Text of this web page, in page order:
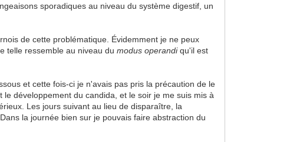
sporadiques au niveau du système digestif, un
de cette problématique. Évidemment je ne peux
telle ressemble au niveau dumodus operandiqu'il est
et cette fois-ci je n'avais pas pris la précaution de le
développement du candida, et le soir je me suis mis à
Les jours suivant au lieu de disparaître, la
la journée bien sur je pouvais faire abstraction du